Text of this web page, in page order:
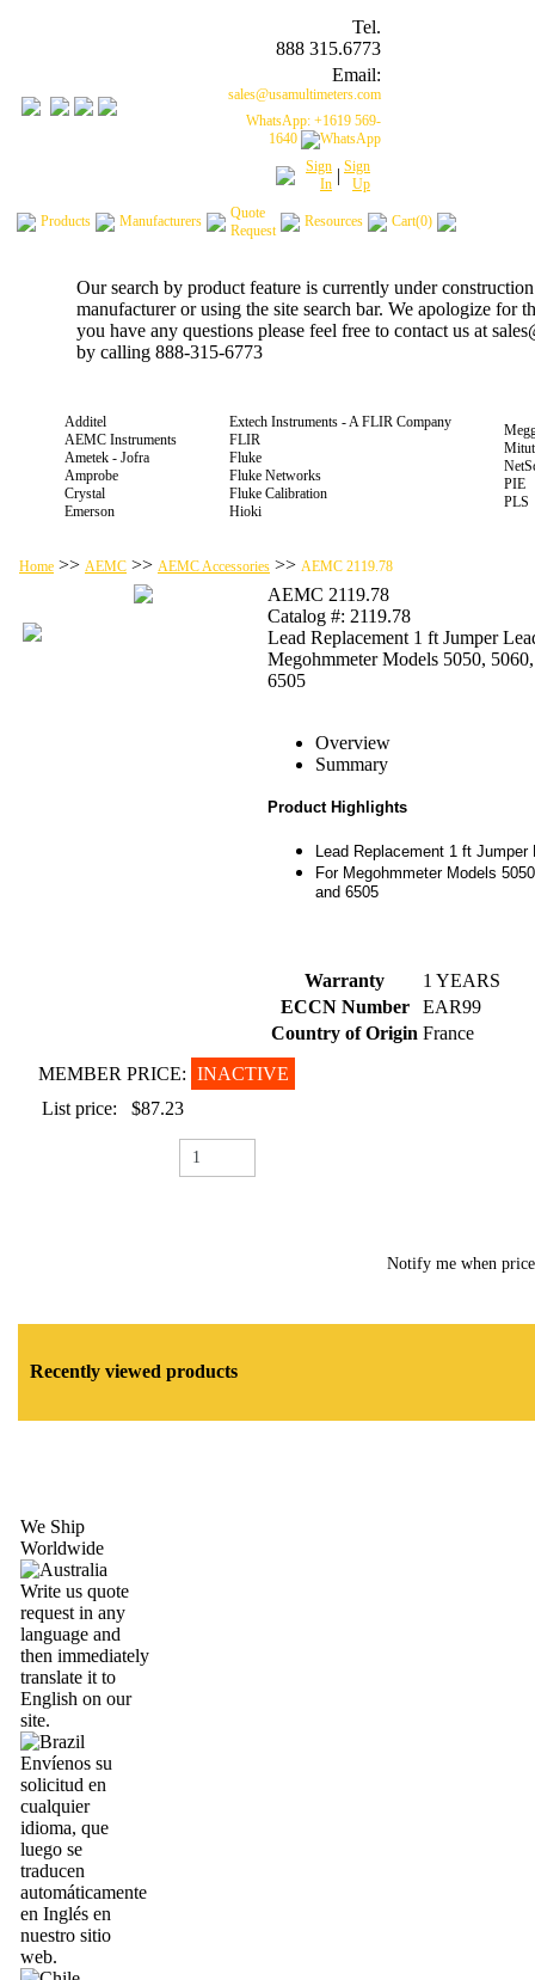
Tel.
888 315.6773
Email:
sales@usamultimeters.com
WhatsApp: +1619 569-
1640
Sign
In | Sign
Up
Products Manufacturers
Quote
Request
Resources Cart(0)
Our search by product feature is currently under
manufacturer or using the site search bar. We apologize for
you have any questions please feel free to contact us at
by calling 888-315-6773
Additel
AEMC Instruments
Ametek - Jofra
Amprobe
Crystal
Emerson
Extech Instruments - A FLIR Company
FLIR
Fluke
Fluke Networks
Fluke Calibration
Hioki
PIE
PLS
Home >> AEMC >> AEMC Accessories >> AEMC 2119.78
AEMC 2119.78
Catalog #: 2119.78
Lead Replacement 1 ft Jumper
Megohmmeter Models 5050,
6505
Overview
Summary
Product Highlights
Lead Replacement 1 ft Jumper
For Megohmmeter Models
and 6505
Warranty
1 YEARS
ECCN Number
EAR99
Country of Origin France
MEMBER PRICE: INACTIVE
List price:
$87.23
Notify me when
Recently viewed products
We Ship
Worldwide
Write us quote
request in any
language and
then immediately
translate it to
English on our
site.
Envíenos su
solicitud en
cualquier
idioma, que
luego se
traducen
automáticamente
en Inglés en
nuestro sitio
web.